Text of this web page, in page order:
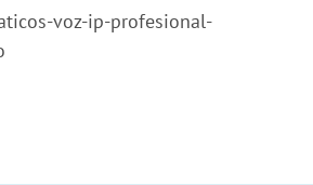
voz-ip-profesional-